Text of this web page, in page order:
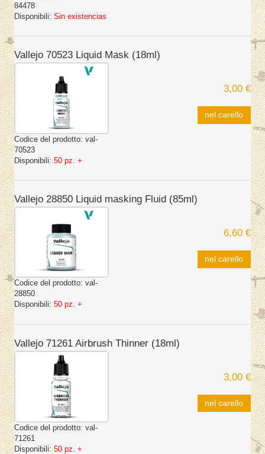
84478
Disponibili: Sin existencias
Vallejo 70523 Liquid Mask (18ml)
Codice del prodotto: val-
70523
Disponibili: 50 pz. +
3,00 €
nel carello
Vallejo 28850 Liquid masking Fluid (85ml)
Codice del prodotto: val-
28850
Disponibili: 50 pz. +
6,60 €
nel carello
Vallejo 71261 Airbrush Thinner (18ml)
Codice del prodotto: val-
71261
Disponibili: 50 pz. +
3,00 €
nel carello